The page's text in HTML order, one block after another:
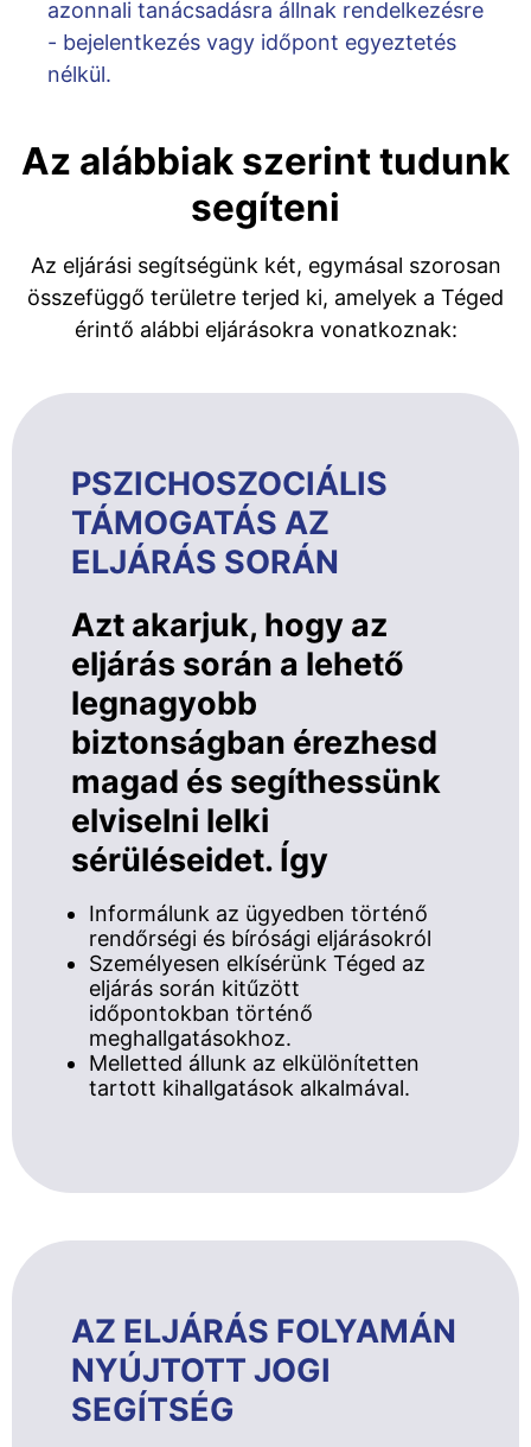
azonnali tanácsadásra állnak rendelkezésre
- bejelentkezés vagy időpont egyeztetés
nélkül.
Az alábbiak szerint tudunk
segíteni
Az eljárási segítségünk két, egymásal szorosan
összefüggő területre terjed ki, amelyek a Téged
érintő alábbi eljárásokra vonatkoznak:
PSZICHOSZOCIÁLIS
TÁMOGATÁS AZ
ELJÁRÁS SORÁN
Azt akarjuk, hogy az
eljárás során a lehető
legnagyobb
biztonságban érezhesd
magad és segíthessünk
elviselni lelki
sérüléseidet. Így
Informálunk az ügyedben történő
rendőrségi és bírósági eljárásokról
Személyesen elkísérünk Téged az
eljárás során kitűzött
időpontokban történő
meghallgatásokhoz.
Melletted állunk az elkülönítetten
tartott kihallgatások alkalmával.
AZ ELJÁRÁS FOLYAMÁN
NYÚJTOTT JOGI
SEGÍTSÉG